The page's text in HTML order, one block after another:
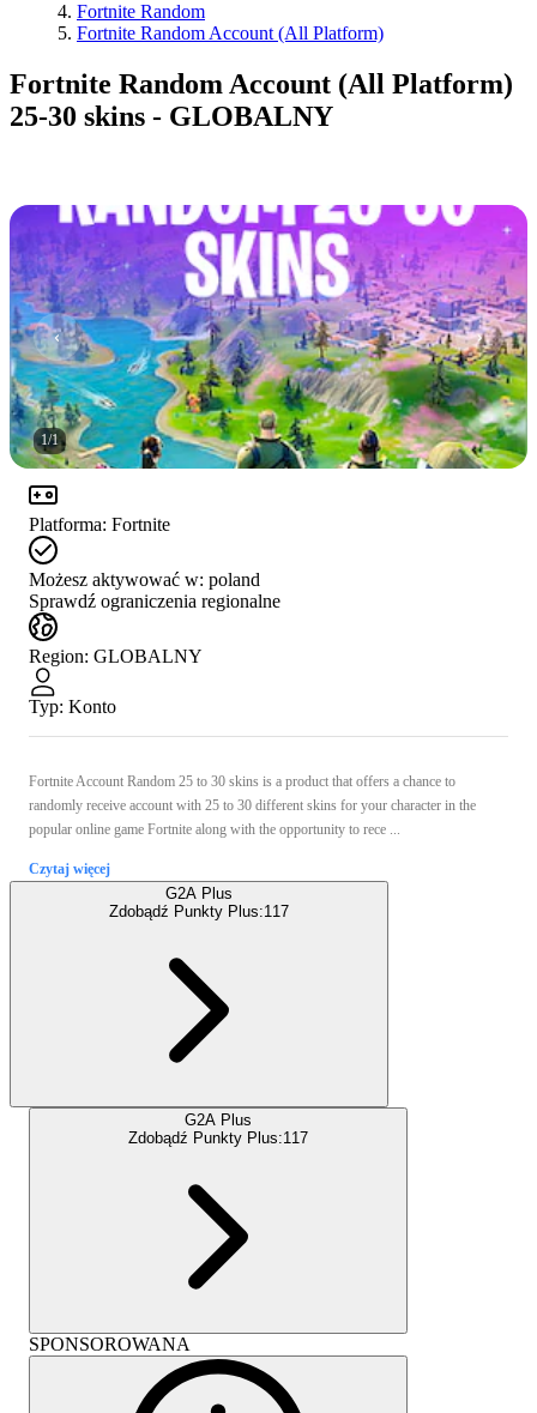
Fortnite Random
Fortnite Random Account (All Platform)
Fortnite Random Account (All Platform)
25-30 skins - GLOBALNY
1/1
Platforma: Fortnite
Możesz aktywować w: poland
Sprawdź ograniczenia regionalne
Region: GLOBALNY
Typ: Konto
Fortnite Account Random 25 to 30 skins is a product that offers a chance to
randomly receive account with 25 to 30 different skins for your character in the
popular online game Fortnite along with the opportunity to rece ...
Czytaj więcej
G2A Plus
Zdobądź Punkty Plus:117
G2A Plus
Zdobądź Punkty Plus:117
SPONSOROWANA